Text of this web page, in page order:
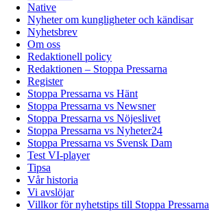
Native
Nyheter om kungligheter och kändisar
Nyhetsbrev
Om oss
Redaktionell policy
Redaktionen – Stoppa Pressarna
Register
Stoppa Pressarna vs Hänt
Stoppa Pressarna vs Newsner
Stoppa Pressarna vs Nöjeslivet
Stoppa Pressarna vs Nyheter24
Stoppa Pressarna vs Svensk Dam
Test VI-player
Tipsa
Vår historia
Vi avslöjar
Villkor för nyhetstips till Stoppa Pressarna